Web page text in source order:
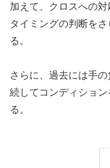
加えて、クロスへの
タイミングの判断を
る。
さらに、過去には手
続してコンディショ
る。